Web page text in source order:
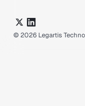
©2026Legartis